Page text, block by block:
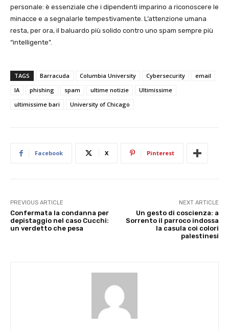
personale: è essenziale che i dipendenti imparino a riconoscere le
minacce e a segnalarle tempestivamente. L’attenzione umana
resta, per ora, il baluardo più solido contro uno spam sempre più
“intelligente”.
TAGS Barracuda Columbia University Cybersecurity
email
IA
phishing spam ultime notizie
Ultimissime
ultimissime bari
University of Chicago
Facebook X Pinterest
PREVIOUS ARTICLE
Confermata la condanna per
depistaggio nel caso Cucchi:
un verdetto che pesa
NEXT ARTICLE
Un gesto di coscienza: a
Sorrento il parroco indossa
la casula coi colori
palestinesi